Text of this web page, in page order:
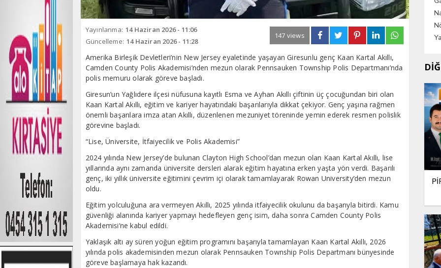
Yayınlanma: 14 Haziran 2026 - 11:06
Güncelleme: 14 Haziran 2026 - 11:28
147 views
Amerika Birleşik Devletleri’nin New Jersey eyaletinde yaşayan Giresunlu genç Kaan Kartal Akıllı,
Camden County Polis Akademisi’nden mezun olarak Pennsauken Township Polis Departmanı’nda
polis memuru olarak göreve başladı.
Giresun’un Yağlıdere ilçesi nüfusuna kayıtlı Esma ve Ayhan Akıllı çiftinin üç çocuğundan biri olan
Kaan Kartal Akıllı, eğitim ve kariyer hayatındaki başarılarıyla dikkat çekiyor. Genç yaşına rağmen
önemli başarılara imza atan Akıllı, düzenlenen mezuniyet töreninde yemin ederek resmen polislik
görevine başladı.
“Lise, Üniversite, İtfaiyecilik ve Polis Akademisi”
2024 yılında New Jersey’de bulunan Clayton High School’dan mezun olan Kaan Kartal Akıllı, lise
yıllarında aynı zamanda üniversite dersleri alarak eğitim hayatına erken yaşta yön verdi. Başarılı
genç, iki yıllık üniversite eğitimini çevrim içi olarak tamamlayarak Rowan University’den mezun
oldu.
Eğitim yolculuğuna ara vermeyen Akıllı, 2025 yılında itfaiyecilik okulunu da başarıyla bitirdi. Kamu
güvenliği alanında kariyer yapmayı hedefleyen genç isim, daha sonra Camden County Polis
Akademisi’ne kabul edildi.
Yaklaşık altı ay süren yoğun eğitim programını başarıyla tamamlayan Kaan Kartal Akıllı, 2026
yılında polis akademisinden mezun olarak Pennsauken Township Polis Departmanı bünyesinde
göreve başlamaya hak kazandı.